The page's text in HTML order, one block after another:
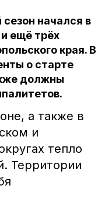
начался в
ещё трёх
края. В
о старте
должны
а также в
и
тепло
Территории